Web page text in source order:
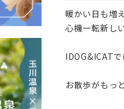
暖かい日も増
心機一転新し
IDOG&ICAT
お散歩がもっ